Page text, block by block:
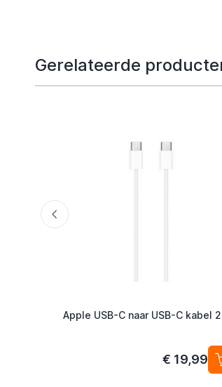
Gerelateerde
Apple USB-C naar USB-C kabel
€ 19,99